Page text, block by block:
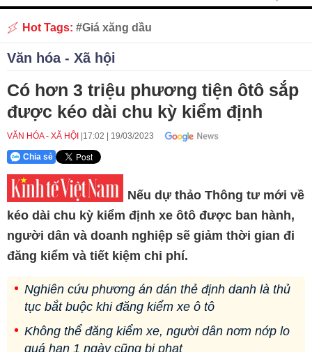
Hot Tags: Giá xăng dầu
Văn hóa - Xã hội
Có hơn 3 triệu phương tiện ôtô sắp
được kéo dài chu kỳ kiểm định
VĂN HÓA - XÃ HỘI 17:02 19/03/2023
Chia sẻ
Nếu dự thảo Thông tư mới về
kéo dài chu kỳ kiểm định xe ôtô được ban hành,
người dân và doanh nghiệp sẽ giảm thời gian đi
đăng kiểm và tiết kiệm chi phí.
Nghiên cứu phương án dán thẻ định danh là thủ
tục bắt buộc khi đăng kiểm xe ô tô
Không thể đăng kiểm xe, người dân nơm nớp lo
quá hạn 1 ngày cũng bị phạt